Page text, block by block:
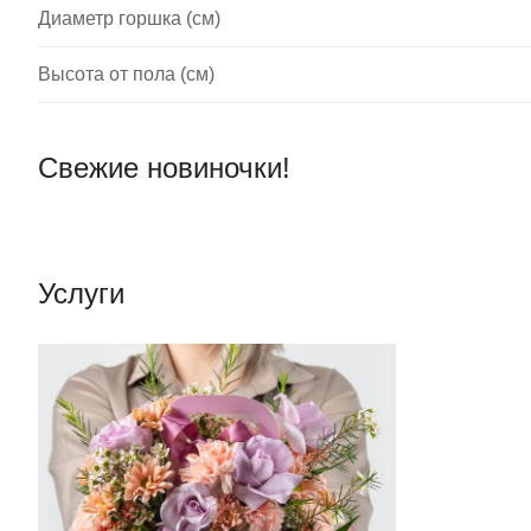
Диаметр горшка (см)
Высота от пола (см)
Свежие новиночки!
Услуги